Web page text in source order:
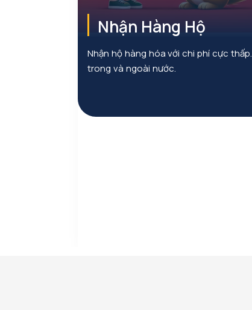
Nhận Hàng Hộ
Nhận hộ hàng hóa với chi phí cực thấp.
trong và ngoài nước.